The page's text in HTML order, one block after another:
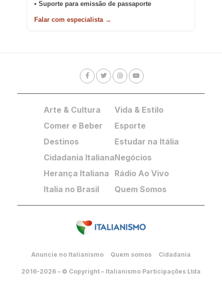
• Suporte para emissão de passaporte
Falar com especialista →
Arte & Cultura
Comer e Beber
Destinos
Cidadania Italiana
Herança Italiana
Italia no Brasil
Vida & Estilo
Esporte
Estudar na Itália
Negócios
Rádio Ao Vivo
Quem Somos
Anuncie no Italianismo Quem somos Cidadania
2016-2026 – © Copyright – Italianismo Participações Ltda